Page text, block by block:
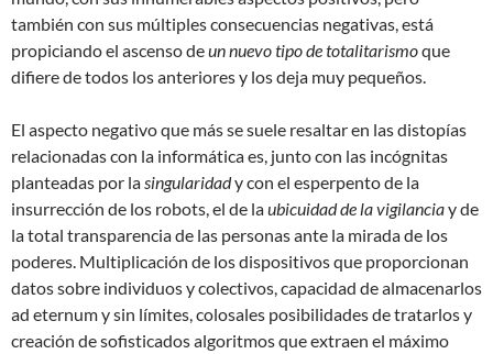
también con sus múltiples consecuencias negativas, está
propiciando el ascenso deun nuevo tipo de totalitarismoque
difiere de todos los anteriores y los deja muy pequeños.
El aspecto negativo que más se suele resaltar en las distopías
relacionadas con la informática es, junto con las incógnitas
planteadas por lasingularidady con el esperpento de la
insurrección de los robots, el de laubicuidad de la vigilanciay de
la total transparencia de las personas ante la mirada de los
poderes. Multiplicación de los dispositivos que proporcionan
datos sobre individuos y colectivos, capacidad de almacenarlos
ad eternum y sin límites, colosales posibilidades de tratarlos y
creación de sofisticados algoritmos que extraen el máximo